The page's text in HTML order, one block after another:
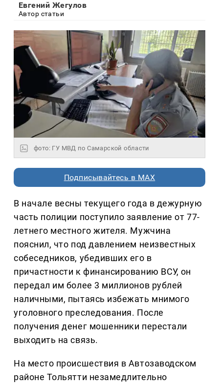
Евгений Жегулов
Автор статьи
фото: ГУ МВД по Самарской области
Подписывайтесь в MAX
В начале весны текущего года в дежурную
часть полиции поступило заявление от 77-
летнего местного жителя. Мужчина
пояснил, что под давлением неизвестных
собеседников, убедивших его в
причастности к финансированию ВСУ, он
передал им более 3 миллионов рублей
наличными, пытаясь избежать мнимого
уголовного преследования. После
получения денег мошенники перестали
выходить на связь.
На место происшествия в Автозаводском
районе Тольятти незамедлительно